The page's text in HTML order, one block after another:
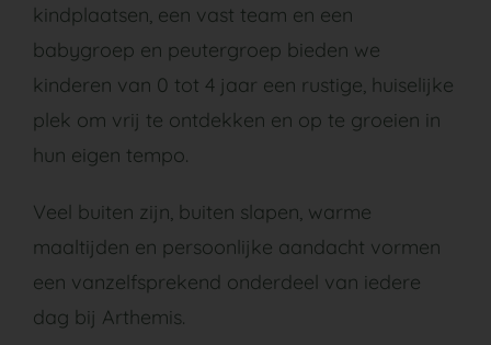
kindplaatsen, een vast team en een
babygroep en peutergroep bieden we
kinderen van 0 tot 4 jaar een rustige, huiselijke
plek om vrij te ontdekken en op te groeien in
hun eigen tempo.
Veel buiten zijn, buiten slapen, warme
maaltijden en persoonlijke aandacht vormen
een vanzelfsprekend onderdeel van iedere
dag bij Arthemis.